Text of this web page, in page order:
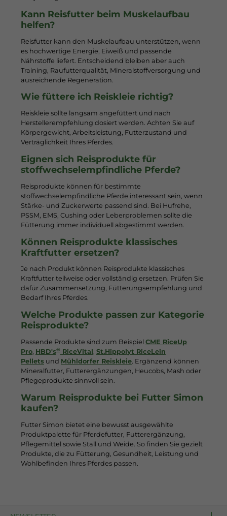
Kann Reisfutter beim Muskelaufbau
helfen?
Reisfutter kann den Muskelaufbau unterstützen, wenn
es hochwertige Energie, Eiweiß und passende
Nährstoffe liefert. Entscheidend bleiben aber auch
Training, Raufutterqualität, Mineralstoffversorgung und
ausreichende Regeneration.
Wie füttere ich Reiskleie richtig?
Reiskleie sollte langsam angefüttert und nach
Herstellerempfehlung dosiert werden. Achten Sie auf
Körpergewicht, Arbeitsleistung, Futterzustand und
Verträglichkeit Ihres Pferdes.
Eignen sich Reisprodukte für
stoffwechselempfindliche Pferde?
Reisprodukte können für bestimmte
stoffwechselempfindliche Pferde interessant sein, wenn
Stärke- und Zuckerwerte passend sind. Bei Hufrehe,
PSSM, EMS, Cushing oder Leberproblemen sollte die
Fütterung immer individuell abgestimmt werden.
Können Reisprodukte klassisches
Kraftfutter ersetzen?
Je nach Produkt können Reisprodukte klassisches
Kraftfutter teilweise oder vollständig ersetzen. Prüfen Sie
dafür Zusammensetzung, Fütterungsempfehlung und
Bedarf Ihres Pferdes.
Welche Produkte passen zur Kategorie
Reisprodukte?
Passende Produkte sind zum Beispiel CME RiceUp
Pro, HBD's® RiceVital, St.Hippolyt RiceLein
Pellets und Mühldorfer Reiskleie. Ergänzend können
Mineralfutter, Futterergänzungen, Heucobs, Mash oder
Pflegeprodukte sinnvoll sein.
Warum Reisprodukte bei Futter Simon
kaufen?
Futter Simon bietet eine bewusst ausgewählte
Produktpalette für Pferdefutter, Futterergänzung,
Pflegemittel sowie Stall und Weide. So finden Sie gezielt
Produkte, die zu Fütterung, Gesundheit, Leistung und
Wohlbefinden Ihres Pferdes passen.